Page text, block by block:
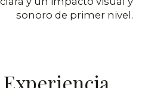
sonoro de primer nivel.